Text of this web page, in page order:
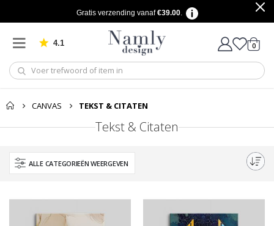
Gratis verzending vanaf€39.00.
4.1 Gebaseerd op 1030 beoordelingen 0
CANVAS TEKST & CITATEN
Tekst & Citaten
ALLE CATEGORIEËN WEERGEVEN